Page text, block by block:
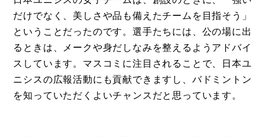
だけでなく、美しさや品も備えたチームを目指そう」
ということだったのです。選手たちには、公の場に出
るときは、メークや身だしなみを整えるようアドバイ
スしています。マスコミに注目されることで、日本ユ
ニシスの広報活動にも貢献できますし、バドミントン
を知っていただくよいチャンスだと思っています。